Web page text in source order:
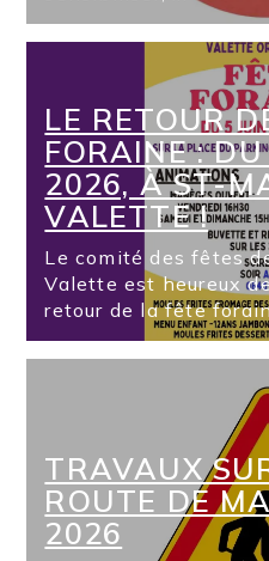
LE RETOUR
FORAINE :
2026, À ST-
VALETTE !
Le comité des fêtes
Valette est heureux
retour de la fête
TRAVAUX
ROUTE DE
2026